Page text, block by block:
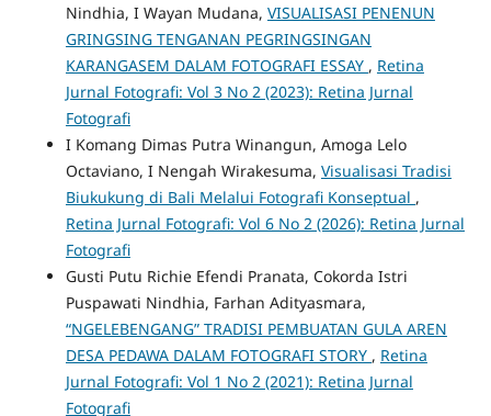
Nindhia, I Wayan Mudana, VISUALISASI PENENUN
GRINGSING TENGANAN PEGRINGSINGAN
KARANGASEM DALAM FOTOGRAFI ESSAY , Retina
Jurnal Fotografi: Vol 3 No 2 (2023): Retina Jurnal
Fotografi
I Komang Dimas Putra Winangun, Amoga Lelo
Octaviano, I Nengah Wirakesuma, Visualisasi Tradisi
Biukukung di Bali Melalui Fotografi Konseptual ,
Retina Jurnal Fotografi: Vol 6 No 2 (2026): Retina Jurnal
Fotografi
Gusti Putu Richie Efendi Pranata, Cokorda Istri
Puspawati Nindhia, Farhan Adityasmara,
“NGELEBENGANG” TRADISI PEMBUATAN GULA AREN
DESA PEDAWA DALAM FOTOGRAFI STORY , Retina
Jurnal Fotografi: Vol 1 No 2 (2021): Retina Jurnal
Fotografi